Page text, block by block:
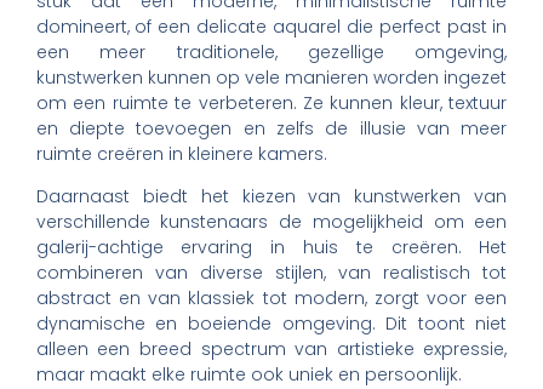
domineert, of een delicate aquarel die perfect past in
een meer traditionele, gezellige omgeving,
kunstwerken kunnen op vele manieren worden ingezet
om een ruimte te verbeteren. Ze kunnen kleur, textuur
en diepte toevoegen en zelfs de illusie van meer
ruimte creëren in kleinere kamers.
Daarnaast biedt het kiezen van kunstwerken van
verschillende kunstenaars de mogelijkheid om een
galerij-achtige ervaring in huis te creëren. Het
combineren van diverse stijlen, van realistisch tot
abstract en van klassiek tot modern, zorgt voor een
dynamische en boeiende omgeving. Dit toont niet
alleen een breed spectrum van artistieke expressie,
maar maakt elke ruimte ook uniek en persoonlijk.